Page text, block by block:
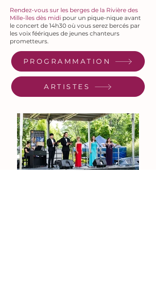
Rendez-vous sur les berges de la Rivière des
Mille-îles dès midi pour un pique-nique avant
le concert de 14h30 où vous serez bercés par
les voix féériques de jeunes chanteurs
prometteurs.
PROGRAMMATION
ARTISTES